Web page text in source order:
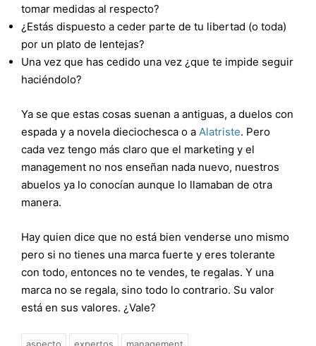
tomar medidas al respecto?
¿Estás dispuesto a ceder parte de tu libertad (o toda)
por un plato de lentejas?
Una vez que has cedido una vez ¿que te impide seguir
haciéndolo?
Ya se que estas cosas suenan a antiguas, a duelos con
espada y a novela dieciochesca o a Alatriste. Pero
cada vez tengo más claro que el marketing y el
management no nos enseñan nada nuevo, nuestros
abuelos ya lo conocían aunque lo llamaban de otra
manera.
Hay quien dice que no está bien venderse uno mismo
pero si no tienes una marca fuerte y eres tolerante
con todo, entonces no te vendes, te regalas. Y una
marca no se regala, sino todo lo contrario. Su valor
está en sus valores. ¿Vale?